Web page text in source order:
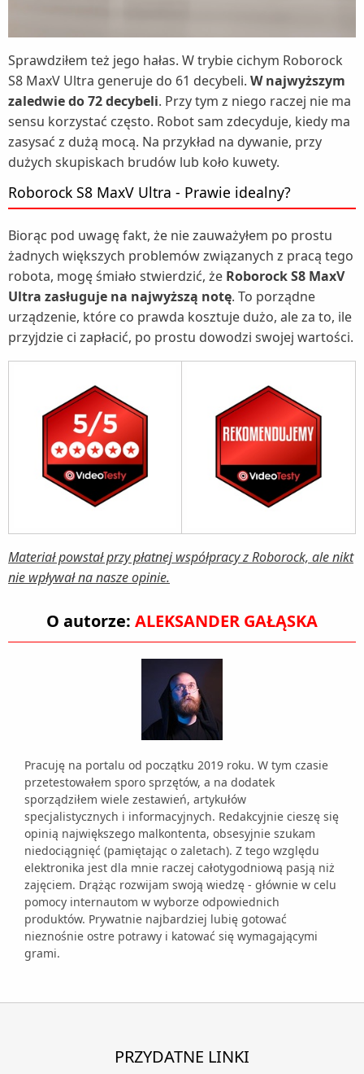
Sprawdziłem też jego hałas. W trybie cichym Roborock
S8 MaxV Ultra generuje do 61 decybeli. W najwyższym
zaledwie do 72 decybeli. Przy tym z niego raczej nie ma
sensu korzystać często. Robot sam zdecyduje, kiedy ma
zasysać z dużą mocą. Na przykład na dywanie, przy
dużych skupiskach brudów lub koło kuwety.
Roborock S8 MaxV Ultra - Prawie idealny?
Biorąc pod uwagę fakt, że nie zauważyłem po prostu
żadnych większych problemów związanych z pracą tego
robota, mogę śmiało stwierdzić, że Roborock S8 MaxV
Ultra zasługuje na najwyższą notę. To porządne
urządzenie, które co prawda kosztuje dużo, ale za to, ile
przyjdzie ci zapłacić, po prostu dowodzi swojej wartości.
Materiał powstał przy płatnej współpracy z Roborock, ale nikt
nie wpływał na nasze opinie.
O autorze: ALEKSANDER GAŁĄSKA
Pracuję na portalu od początku 2019 roku. W tym czasie
przetestowałem sporo sprzętów, a na dodatek
sporządziłem wiele zestawień, artykułów
specjalistycznych i informacyjnych. Redakcyjnie cieszę się
opinią największego malkontenta, obsesyjnie szukam
niedociągnięć (pamiętając o zaletach). Z tego względu
elektronika jest dla mnie raczej całotygodniową pasją niż
zajęciem. Drążąc rozwijam swoją wiedzę - głównie w celu
pomocy internautom w wyborze odpowiednich
produktów. Prywatnie najbardziej lubię gotować
nieznośnie ostre potrawy i katować się wymagającymi
grami.
PRZYDATNE LINKI